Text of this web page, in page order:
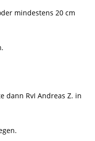
mindestens 20 cm
dann RvI Andreas Z. in